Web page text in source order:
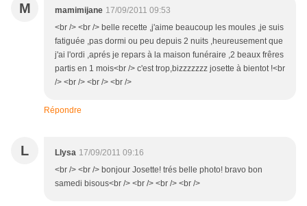
M mamimijane 17/09/2011 09:53
<br /> <br /> belle recette ,j'aime beaucoup les moules ,je suis
fatiguée ,pas dormi ou peu depuis 2 nuits ,heureusement que
j'ai l'ordi ,aprés je repars à la maison funéraire ,2 beaux frêres
partis en 1 mois<br /> c'est trop,bizzzzzzz josette à bientot !<br
/> <br /> <br /> <br />
Répondre
L Llysa 17/09/2011 09:16
<br /> <br /> bonjour Josette! trés belle photo! bravo bon
samedi bisous<br /> <br /> <br /> <br />